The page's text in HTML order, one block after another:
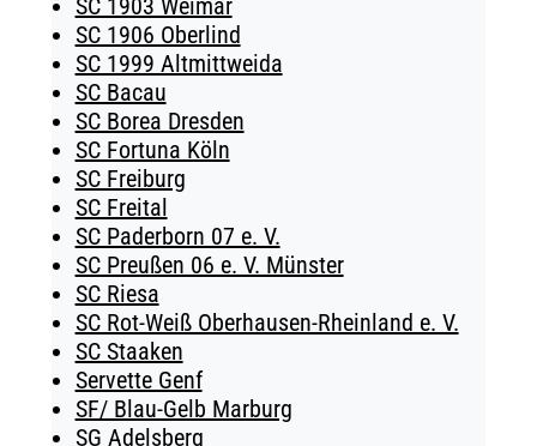
SC 1903 Weimar
SC 1906 Oberlind
SC 1999 Altmittweida
SC Bacau
SC Borea Dresden
SC Fortuna Köln
SC Freiburg
SC Freital
SC Paderborn 07 e. V.
SC Preußen 06 e. V. Münster
SC Riesa
SC Rot-Weiß Oberhausen-Rheinland e. V.
SC Staaken
Servette Genf
SF/ Blau-Gelb Marburg
SG Adelsberg